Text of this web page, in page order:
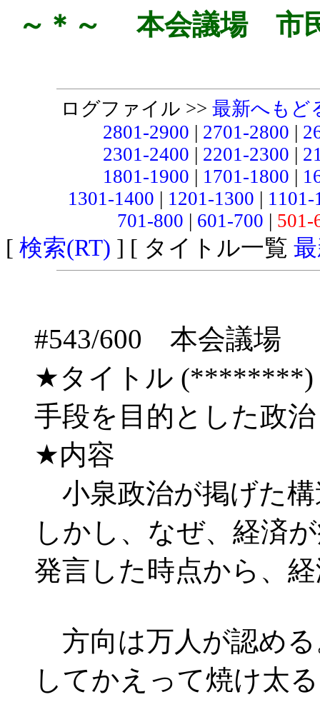
～＊～ 本会議場 市
ログファイル >> 最新へもど
2801-2900 | 2701-2800 |
2301-2400 | 2201-2300 |
1801-1900 | 1701-1800 |
1301-1400 | 1201-1300 |
701-800 | 601-700 |
[ 検索(RT) ] [ タイトル一覧
#543/600 本会議場
★タイトル (********)
手段を目的とした政
★内容
小泉政治が掲げた構
しかし、なぜ、経済
発言した時点から、
方向は万人が認める
してかえって焼け太